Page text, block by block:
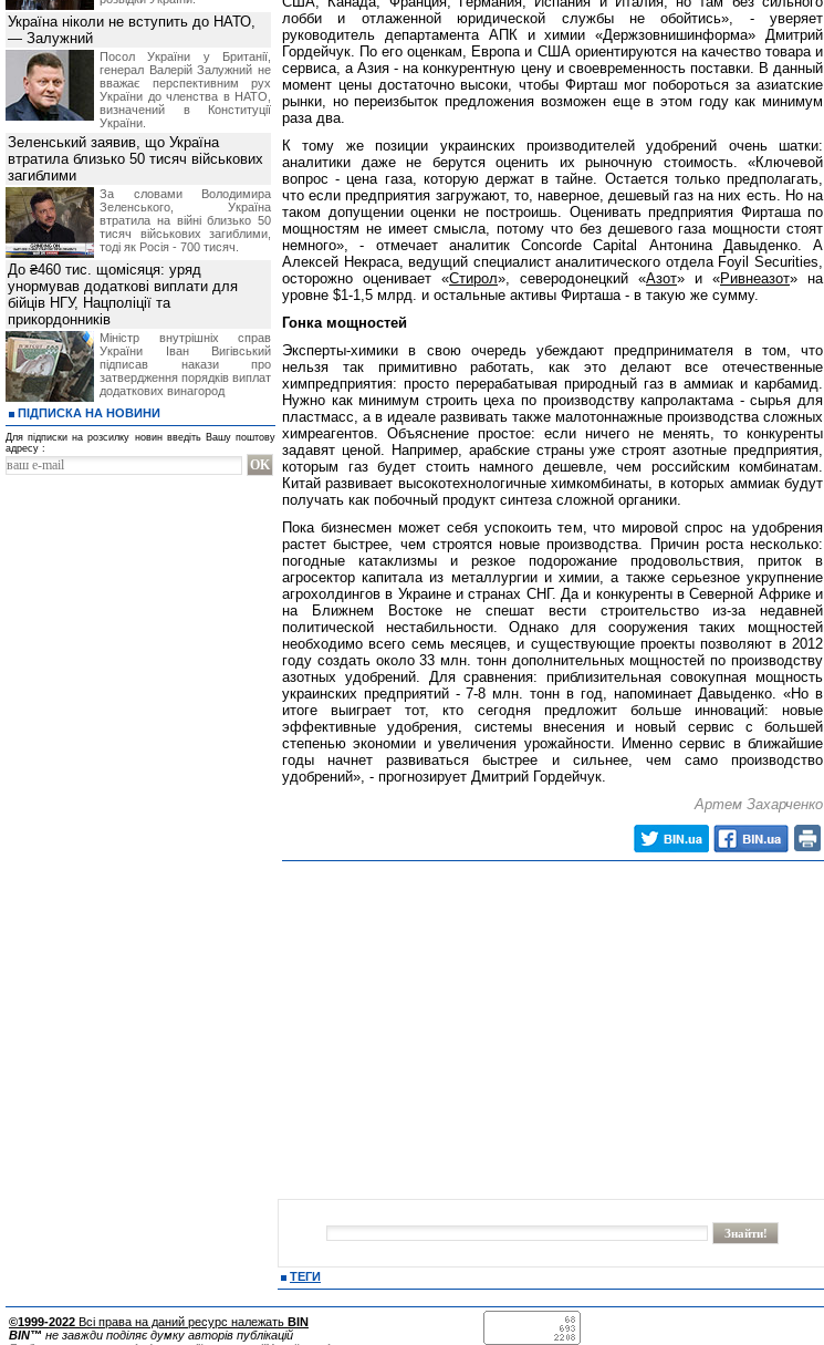
лобби и отлаженной юридической службы не обойтись», - уверяет
руководитель департамента АПК и химии «Держзовнишинформа» Дмитрий
Гордейчук. По его оценкам, Европа и США ориентируются на качество товара и
сервиса, а Азия - на конкурентную цену и своевременность поставки. В данный
момент цены достаточно высоки, чтобы Фирташ мог побороться за азиатские
рынки, но переизбыток предложения возможен еще в этом году как минимум
раза два.
К тому же позиции украинских производителей удобрений очень шатки:
аналитики даже не берутся оценить их рыночную стоимость. «Ключевой
вопрос - цена газа, которую держат в тайне. Остается только предполагать,
что если предприятия загружают, то, наверное, дешевый газ на них есть. Но на
таком допущении оценки не построишь. Оценивать предприятия Фирташа по
мощностям не имеет смысла, потому что без дешевого газа мощности стоят
немного», - отмечает аналитик Concorde Capital Антонина Давыденко. А
Алексей Некраса, ведущий специалист аналитического отдела Foyil Securities,
осторожно оценивает «Стирол», северодонецкий «Азот» и «Ривнеазот» на
уровне $1-1,5 млрд. и остальные активы Фирташа - в такую же сумму.
Гонка мощностей
Эксперты-химики в свою очередь убеждают предпринимателя в том, что
нельзя так примитивно работать, как это делают все отечественные
химпредприятия: просто перерабатывая природный газ в аммиак и карбамид.
Нужно как минимум строить цеха по производству капролактама - сырья для
пластмасс, а в идеале развивать также малотоннажные производства сложных
химреагентов. Объяснение простое: если ничего не менять, то конкуренты
задавят ценой. Например, арабские страны уже строят азотные предприятия,
которым газ будет стоить намного дешевле, чем российским комбинатам.
Китай развивает высокотехнологичные химкомбинаты, в которых аммиак будут
получать как побочный продукт синтеза сложной органики.
Пока бизнесмен может себя успокоить тем, что мировой спрос на удобрения
растет быстрее, чем строятся новые производства. Причин роста несколько:
погодные катаклизмы и резкое подорожание продовольствия, приток в
агросектор капитала из металлургии и химии, а также серьезное укрупнение
агрохолдингов в Украине и странах СНГ. Да и конкуренты в Северной Африке и
на Ближнем Востоке не спешат вести строительство из-за недавней
политической нестабильности. Однако для сооружения таких мощностей
необходимо всего семь месяцев, и существующие проекты позволяют в 2012
году создать около 33 млн. тонн дополнительных мощностей по производству
азотных удобрений. Для сравнения: приблизительная совокупная мощность
украинских предприятий - 7-8 млн. тонн в год, напоминает Давыденко. «Но в
итоге выиграет тот, кто сегодня предложит больше инноваций: новые
эффективные удобрения, системы внесения и новый сервис с большей
степенью экономии и увеличения урожайности. Именно сервис в ближайшие
годы начнет развиваться быстрее и сильнее, чем само производство
удобрений», - прогнозирует Дмитрий Гордейчук.
Артем Захарченко
ТЕГИ
Україна ніколи не вступить до НАТО,
— Залужний
Посол України у Британії,
генерал Валерій Залужний не
вважає перспективним рух
України до членства в НАТО,
визначений в Конституції
України.
Зеленський заявив, що Україна
втратила близько 50 тисяч військових
загиблими
За словами Володимира
Зеленського, Україна
втратила на війні близько 50
тисяч військових загиблими,
тоді як Росія - 700 тисяч.
До ₴460 тис. щомісяця: уряд
унормував додаткові виплати для
бійців НГУ, Нацполіції та
прикордонників
Міністр внутрішніх справ
України Іван Вигівський
підписав накази про
затвердження порядків виплат
додаткових винагород
ПІДПИСКА НА НОВИНИ
Для підписки на розсилку новин введіть Вашу поштову
адресу :
©1999-2022 Всі права на даний ресурс належать BIN
BIN™ не завжди поділяє думку авторів публікацій